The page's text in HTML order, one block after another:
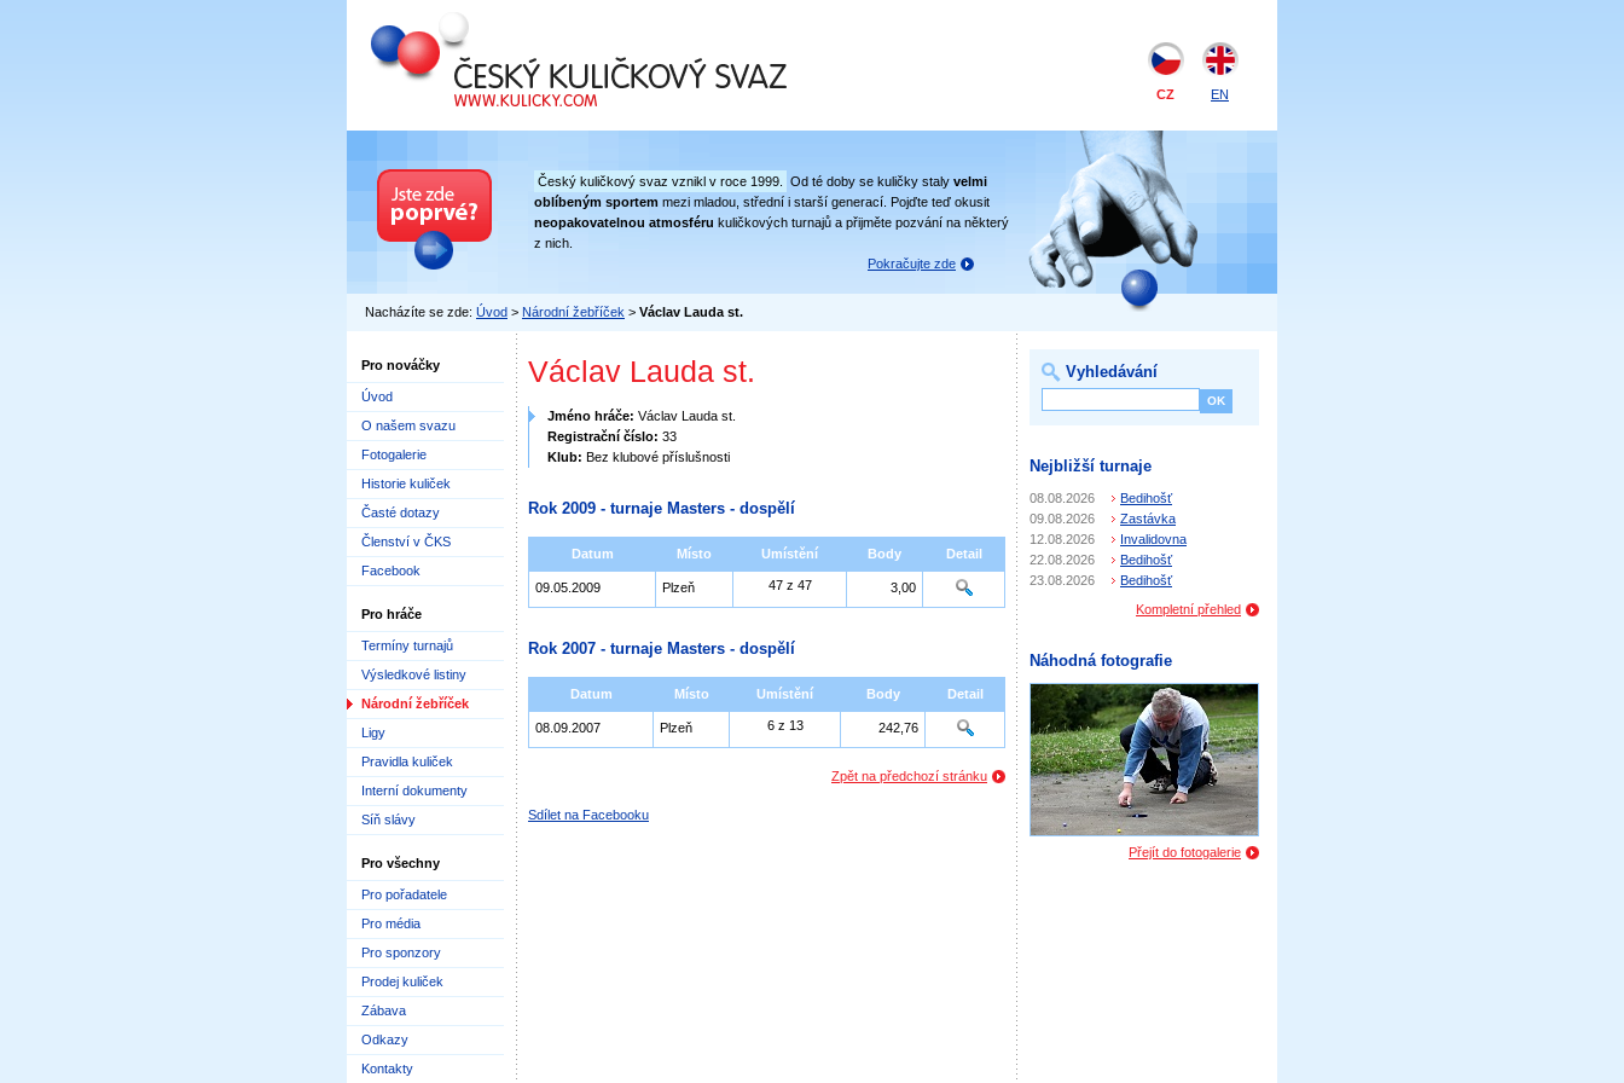
Český kuličkový svaz
CZ EN
Český kuličkový svaz vznikl v roce 1999. Od té doby se kuličky staly velmi
oblíbeným sportem mezi mladou, střední i starší generací. Pojďte teď okusit
neopakovatelnou atmosféru kuličkových turnajů a přijměte pozvání na některý
z nich.
Pokračujte zde
Nacházíte se zde: Úvod > Národní žebříček > Václav Lauda st.
Pro nováčky
Úvod
O našem svazu
Fotogalerie
Historie kuliček
Časté dotazy
Členství v ČKS
Facebook
Pro hráče
Termíny turnajů
Výsledkové listiny
Národní žebříček
Ligy
Pravidla kuliček
Interní dokumenty
Síň slávy
Pro všechny
Pro pořadatele
Pro média
Pro sponzory
Prodej kuliček
Zábava
Odkazy
Kontakty
Václav Lauda st.
Jméno hráče: Václav Lauda st.
Registrační číslo: 33
Klub: Bez klubové příslušnosti
Rok 2009 - turnaje Masters - dospělí
Datum Místo Umístění Body Detail
09.05.2009 Plzeň 47 z 47 3,00
Rok 2007 - turnaje Masters - dospělí
Datum Místo Umístění Body Detail
08.09.2007 Plzeň 6 z 13 242,76
Zpět na předchozí stránku
Sdílet na Facebooku
Vyhledávání
Nejbližší turnaje
08.08.2026
Bedihošť
09.08.2026
Zastávka
12.08.2026
Invalidovna
22.08.2026
Bedihošť
23.08.2026
Bedihošť
Kompletní přehled
Náhodná fotografie
Přejít do fotogalerie